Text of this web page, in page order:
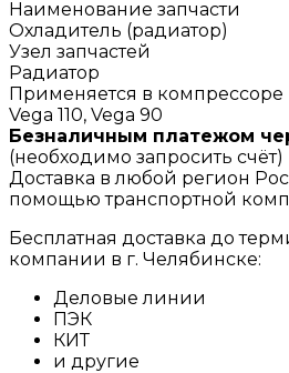
Наименование запчасти
Охладитель (радиатор)
Узел запчастей
Радиатор
Применяется в компрессоре
Vega 110, Vega 90
Безналичным платежом
(необходимо запросить счёт)
Доставка в любой регион
помощью транспортной
Бесплатная доставка до
компании в г. Челябинске:
Деловые линии
ПЭК
КИТ
и другие